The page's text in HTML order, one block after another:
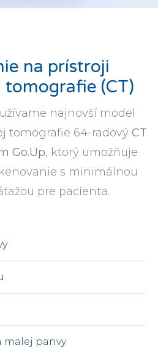
na prístroji
(CT)
najnovší model
tomografie 64-radový CT
Go.Up, ktorý umožňuje
s minimálnou
pre pacienta.
malej panvy